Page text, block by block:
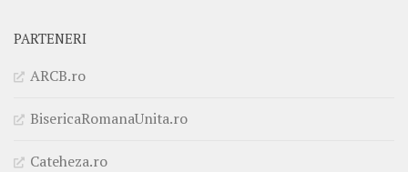
PARTENERI
ARCB.ro
BisericaRomanaUnita.ro
Cateheza.ro